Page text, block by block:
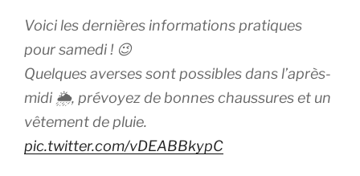
Voici les dernières informations pratiques
pour samedi ! 😉
Quelques averses sont possibles dans l’après-
midi 🌦️, prévoyez de bonnes chaussures et un
vêtement de pluie.
pic.twitter.com/vDEABBkypC